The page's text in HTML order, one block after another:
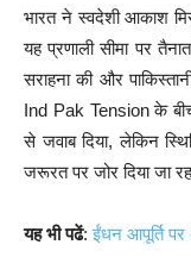
भारत ने स्वदेशी आकाश
यह प्रणाली सीमा पर
सराहना की और
Ind Pak Tension के
से जवाब दिया, लेकिन
जरूरत पर जोर दिया जा
यह भी पढें:ईंधन आपूर्ति